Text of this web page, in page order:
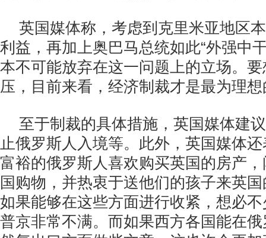
英国媒体称，考虑到克里米亚地区
利益，再加上奥巴马总统如此“外强中
本不可能放弃在这一问题上的立场。
压，目前来看，经济制裁才是最为理
至于制裁的具体措施，英国媒体建
止俄罗斯人入境等。此外，英国媒体
富裕的俄罗斯人喜欢购买英国的房产
国购物，并热衷于送他们的孩子来英
如果能够在这些方面进行收紧，想必
普京非常不满。而如果西方各国能在